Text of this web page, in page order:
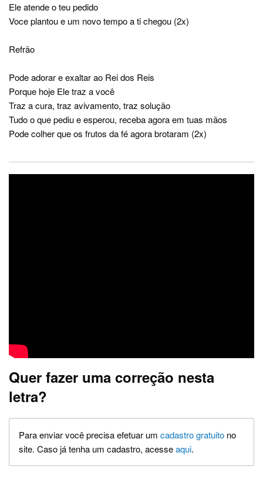
Ele atende o teu pedido
Voce plantou e um novo tempo a ti chegou (2x)
Refrão
Pode adorar e exaltar ao Rei dos Reis
Porque hoje Ele traz a você
Traz a cura, traz avivamento, traz solução
Tudo o que pediu e esperou, receba agora em tuas mãos
Pode colher que os frutos da fé agora brotaram (2x)
Quer fazer uma correção nesta
letra?
Para enviar você precisa efetuar um cadastro gratuito no
site. Caso já tenha um cadastro, acesseaqui.